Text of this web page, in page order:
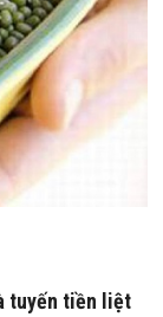
tuyến tiền liệt